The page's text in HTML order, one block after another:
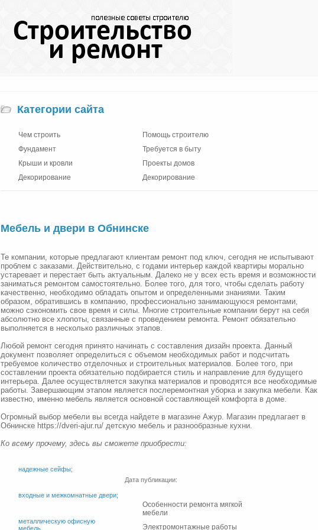
Категории сайта
Чем строить
Фундамент
Крыши и кровли
Декорирование
Помощь строителю
Требуется в быту
Проекты домов
Декорирование
Мебель и двери в Обнинске
Те компании, которые предлагают клиентам ремонт под ключ, сегодня не испытывают
проблем с заказами. Действительно, с годами интерьер каждой квартиры морально
устаревает и перестает быть актуальным. Далеко не у всех есть время и возможности
заниматься ремонтом самостоятельно. Более того, для того, чтобы сделать работу
качественно, необходимо обладать опытом и определенными знаниями. Таким
образом, обратившись в компанию, профессионально занимающуюся ремонтами,
можно сэкономить свое время и силы. Многие строительные компании берут на себя
абсолютно все хлопоты, связанные с проведением ремонта. Ремонт обязательно
выполняется в несколько различных этапов.
Любой ремонт сегодня принято начинать с составления дизайн проекта. Данный
документ позволяет определиться с объемом необходимых работ и подсчитать
требуемое количество отделочных и строительных материалов. Более того, при
составлении проекта обязательно подбирается стиль и направление для будущего
интерьера. Далее осуществляется закупка материалов и проводятся все необходимые
работы. Завершающим этапом является послеремонтная уборка и закупка мебели. Как
известно, именно мебель является основной составляющей комфорта в доме.
Огромный выбор мебели вы всегда найдете в магазине Ажур. Магазин предлагает в
Обнинске https://dveri-ajur.ru/ детскую мебель и разнообразные кухни.
Ко всему прочему, здесь вы сможете приобрести:
надежные сейфы;
входные и межкомнатные двери;
металлическую офисную
мебель.
Дата публикации:
Особенности ремонта мягкой
мебели
Электромонтажные работы